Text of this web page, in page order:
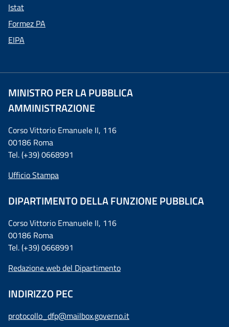
Istat
Formez PA
EIPA
MINISTRO PER LA PUBBLICA
AMMINISTRAZIONE
Corso Vittorio Emanuele II, 116
00186 Roma
Tel. (+39) 0668991
Ufficio Stampa
DIPARTIMENTO DELLA FUNZIONE PUBBLICA
Corso Vittorio Emanuele II, 116
00186 Roma
Tel. (+39) 0668991
Redazione web del Dipartimento
INDIRIZZO PEC
protocollo_dfp@mailbox.governo.it